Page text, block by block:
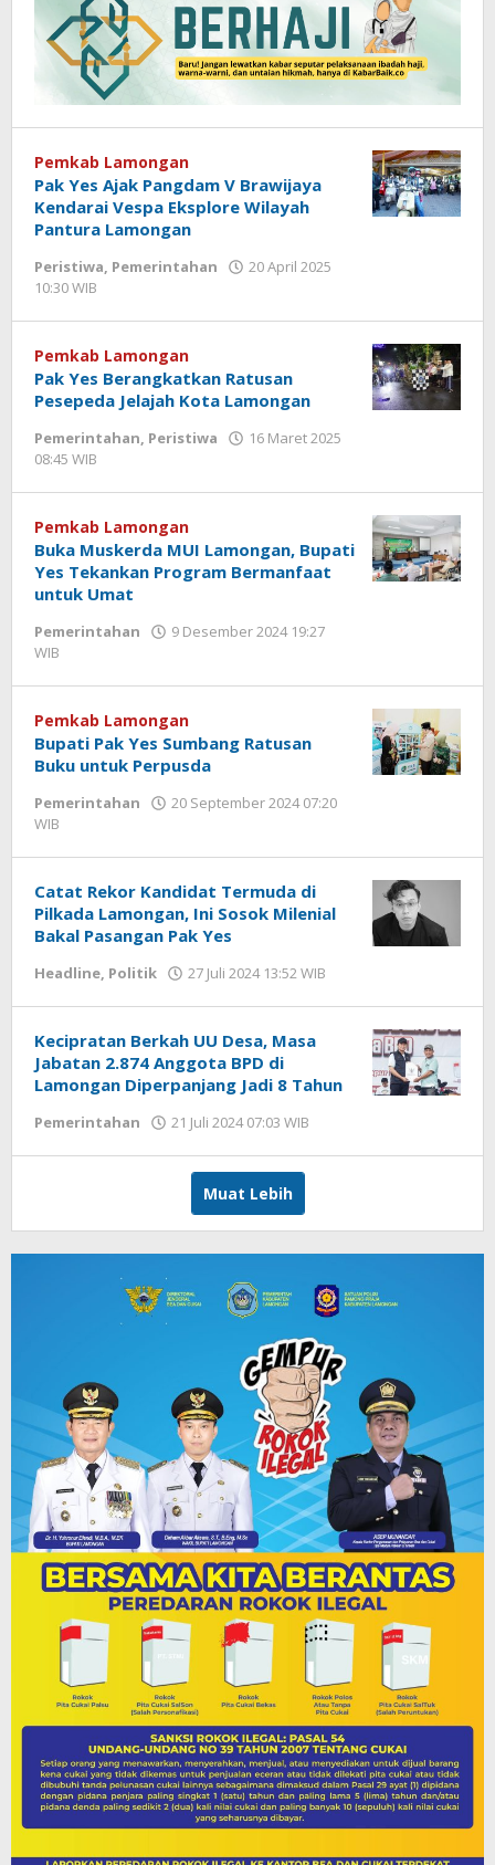
Pemkab Lamongan
Pak Yes Ajak Pangdam V Brawijaya
Kendarai Vespa Eksplore Wilayah
Pantura Lamongan
Peristiwa, Pemerintahan
20 April 2025
10:30 WIB
Pemkab Lamongan
Pak Yes Berangkatkan Ratusan
Pesepeda Jelajah Kota Lamongan
Pemerintahan, Peristiwa
16 Maret 2025
08:45 WIB
Pemkab Lamongan
Buka Muskerda MUI Lamongan, Bupati
Yes Tekankan Program Bermanfaat
untuk Umat
Pemerintahan
9 Desember 2024 19:27
WIB
Pemkab Lamongan
Bupati Pak Yes Sumbang Ratusan
Buku untuk Perpusda
Pemerintahan
20 September 2024 07:20
WIB
Catat Rekor Kandidat Termuda di
Pilkada Lamongan, Ini Sosok Milenial
Bakal Pasangan Pak Yes
Headline, Politik 27 Juli 2024 13:52 WIB
Kecipratan Berkah UU Desa, Masa
Jabatan 2.874 Anggota BPD di
Lamongan Diperpanjang Jadi 8 Tahun
Pemerintahan 21 Juli 2024 07:03 WIB
Muat Lebih